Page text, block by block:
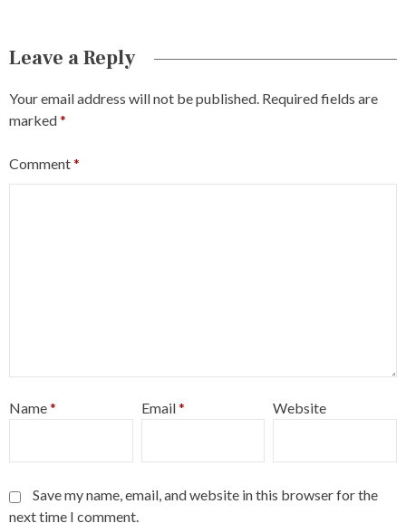
Leave a Reply
Your email address will not be published. Required fields are
marked*
Comment*
Name* Email* Website
Save my name, email, and website in this browser for the
next time I comment.